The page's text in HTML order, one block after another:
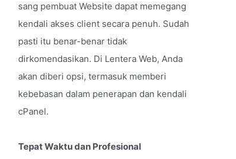
sang pembuat Website dapat memegang
kendali akses client secara penuh. Sudah
pasti itu benar-benar tidak
dirkomendasikan. Di Lentera Web, Anda
akan diberi opsi, termasuk memberi
kebebasan dalam penerapan dan kendali
cPanel.
Tepat Waktu dan Profesional